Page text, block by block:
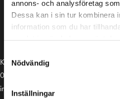
annons- och analysföretag
Dessa kan i sin tur kombinera
information som du har
Nödvändig
Inställningar
Kontakt
013-39 30 90
info@alvestadtanken.se